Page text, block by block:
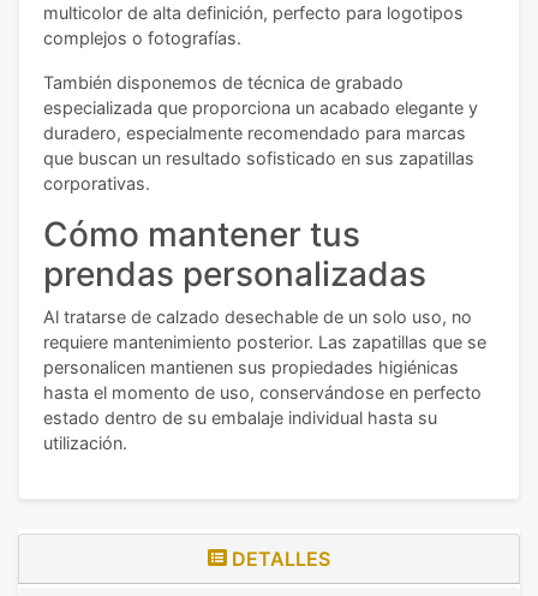
multicolor de alta definición, perfecto para logotipos
complejos o fotografías.
También disponemos de técnica de grabado
especializada que proporciona un acabado elegante y
duradero, especialmente recomendado para marcas
que buscan un resultado sofisticado en sus zapatillas
corporativas.
Cómo mantener tus
prendas personalizadas
Al tratarse de calzado desechable de un solo uso, no
requiere mantenimiento posterior. Las zapatillas que se
personalicen mantienen sus propiedades higiénicas
hasta el momento de uso, conservándose en perfecto
estado dentro de su embalaje individual hasta su
utilización.
DETALLES